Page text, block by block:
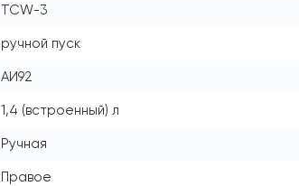
TCW-3
ручной пуск
АИ92
1,4 (встроенный) л
Ручная
Правое